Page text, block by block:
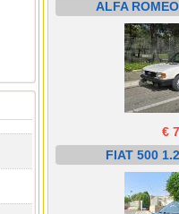
ALFA
€
FIAT 500